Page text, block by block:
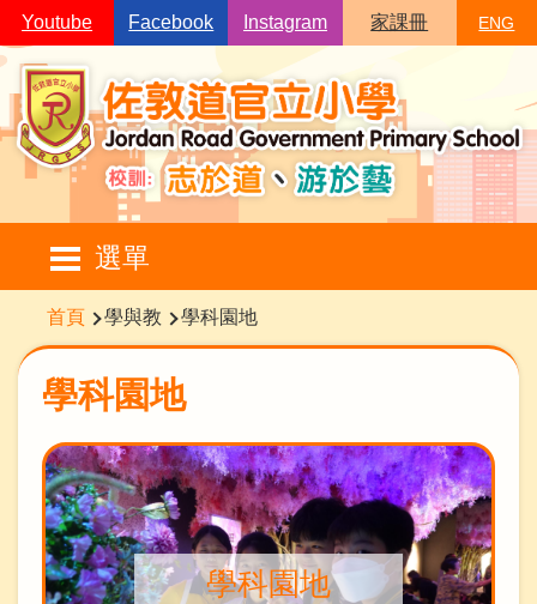
移至主內容
Youtube Facebook Instagram 家課冊 ENG
選單
Main
navigation
導
航
連
結
首頁 學與教 學科園地
學科園地
學科園地